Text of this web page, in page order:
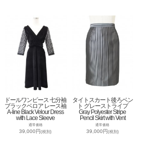
ドールワンピース 七分袖
ブラックベロア レース袖
A-line Black Velour Dress
with Lace Sleeve
通常価格
39,000円(税別)
タイトスカート後ろベン
ト グレーストライプ
Gray Polyester Stripe
Pencil Skirt with Vent
通常価格
39,000円(税別)